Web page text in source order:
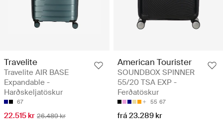
Travelite
Travelite AIR BASE
Expandable -
Harðskeljatöskur
67
22.515 kr 26.489 kr
American Tourister
SOUNDBOX SPINNER
55/20 TSA EXP -
Ferðatöskur
55 67
frá 23.289 kr